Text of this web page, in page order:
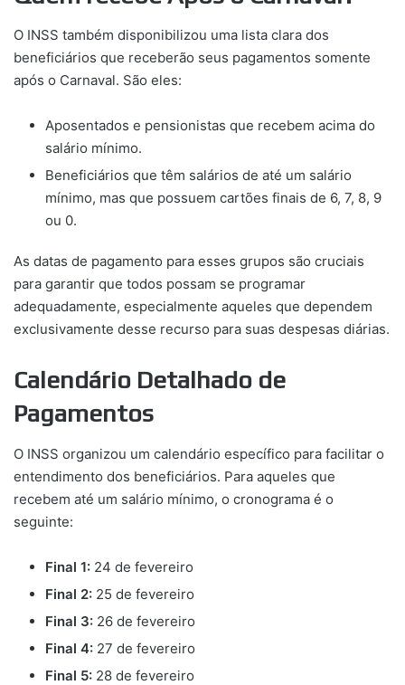
O INSS também disponibilizou uma lista clara dos
beneficiários que receberão seus pagamentos somente
após o Carnaval. São eles:
Aposentados e pensionistas que recebem acima do
salário mínimo.
Beneficiários que têm salários de até um salário
mínimo, mas que possuem cartões finais de 6, 7, 8, 9
ou 0.
As datas de pagamento para esses grupos são cruciais
para garantir que todos possam se programar
adequadamente, especialmente aqueles que dependem
exclusivamente desse recurso para suas despesas diárias.
Calendário Detalhado de
Pagamentos
O INSS organizou um calendário específico para facilitar o
entendimento dos beneficiários. Para aqueles que
recebem até um salário mínimo, o cronograma é o
seguinte:
Final 1: 24 de fevereiro
Final 2: 25 de fevereiro
Final 3: 26 de fevereiro
Final 4: 27 de fevereiro
Final 5: 28 de fevereiro